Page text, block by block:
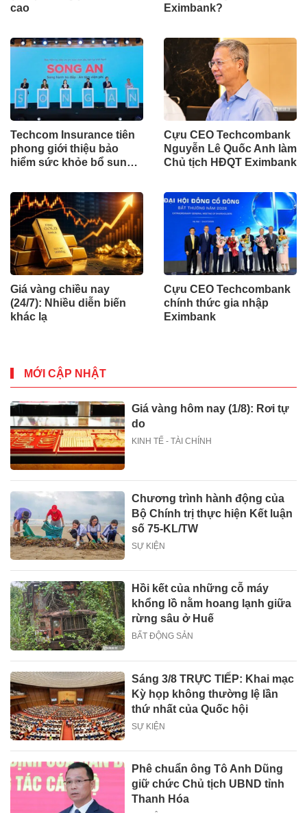
cao
Eximbank?
Techcom Insurance tiên
phong giới thiệu bảo
hiểm sức khỏe bổ sung
Cựu CEO Techcombank
Nguyễn Lê Quốc Anh làm
Chủ tịch HĐQT Eximbank
Giá vàng chiều nay
(24/7): Nhiều diễn biến
khác lạ
Cựu CEO Techcombank
chính thức gia nhập
Eximbank
MỚI CẬP NHẬT
Giá vàng hôm nay (1/8): Rơi tự
do
KINH TẾ - TÀI CHÍNH
Chương trình hành động của
Bộ Chính trị thực hiện Kết luận
số 75-KL/TW
SỰ KIỆN
Hồi kết của những cỗ máy
khổng lồ nằm hoang lạnh giữa
rừng sâu ở Huế
BẤT ĐỘNG SẢN
Sáng 3/8 TRỰC TIẾP: Khai mạc
Kỳ họp không thường lệ lần
thứ nhất của Quốc hội
SỰ KIỆN
Phê chuẩn ông Tô Anh Dũng
giữ chức Chủ tịch UBND tỉnh
Thanh Hóa